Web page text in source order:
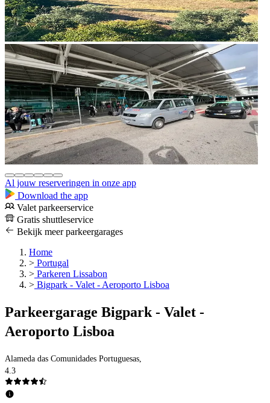
Al jouw reserveringen in onze app
Download the app
Valet parkeerservice
Gratis shuttleservice
Bekijk meer parkeergarages
Home
> Portugal
> Parkeren Lissabon
> Bigpark - Valet - Aeroporto Lisboa
Parkeergarage Bigpark - Valet -
Aeroporto Lisboa
Alameda das Comunidades Portuguesas,
4.3